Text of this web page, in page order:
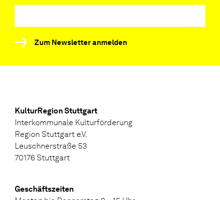
Zum Newsletter anmelden
KulturRegion Stuttgart
Interkommunale Kulturförderung
Region Stuttgart e.V.
Leuschnerstraße 53
70176 Stuttgart
Geschäftszeiten